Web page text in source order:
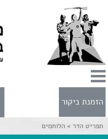
הזמנת ביקור
תפריט הדר > הלוחמים